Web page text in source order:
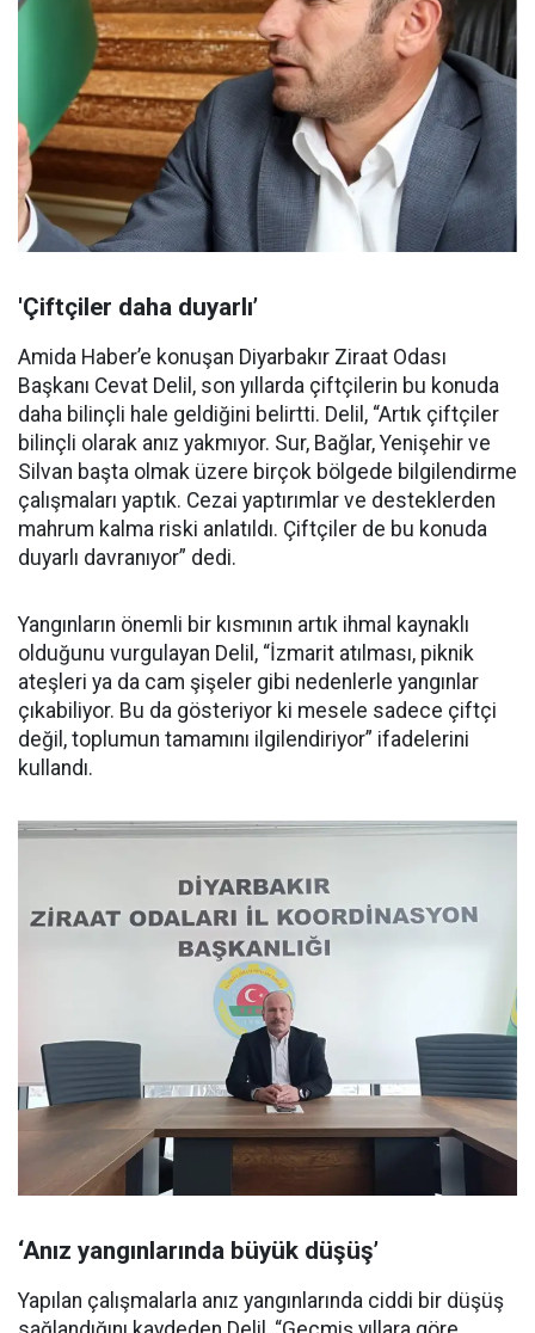
'Çiftçiler daha duyarlı’
Amida Haber’e konuşan Diyarbakır Ziraat Odası
Başkanı Cevat Delil, son yıllarda çiftçilerin bu konuda
daha bilinçli hale geldiğini belirtti. Delil, “Artık çiftçiler
bilinçli olarak anız yakmıyor. Sur, Bağlar, Yenişehir ve
Silvan başta olmak üzere birçok bölgede bilgilendirme
çalışmaları yaptık. Cezai yaptırımlar ve desteklerden
mahrum kalma riski anlatıldı. Çiftçiler de bu konuda
duyarlı davranıyor” dedi.
Yangınların önemli bir kısmının artık ihmal kaynaklı
olduğunu vurgulayan Delil, “İzmarit atılması, piknik
ateşleri ya da cam şişeler gibi nedenlerle yangınlar
çıkabiliyor. Bu da gösteriyor ki mesele sadece çiftçi
değil, toplumun tamamını ilgilendiriyor” ifadelerini
kullandı.
‘Anız yangınlarında büyük düşüş’
Yapılan çalışmalarla anız yangınlarında ciddi bir düşüş